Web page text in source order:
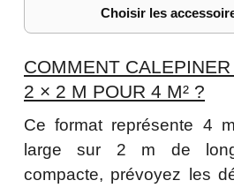
Choisir les
COMMENT
2 × 2 M POUR 4 M² ?
Ce format représente 4
large sur 2 m de
compacte, prévoyez les